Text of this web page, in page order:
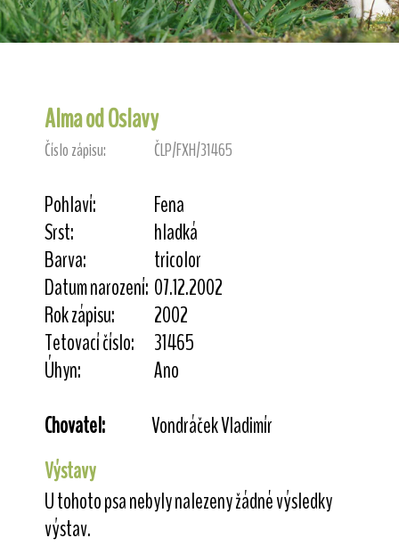
Alma od Oslavy
Číslo zápisu: ČLP/FXH/31465
Pohlaví:
Fena
Srst:
hladká
Barva:
tricolor
Datum narození: 07.12.2002
Rok zápisu:
2002
Tetovací číslo:
31465
Úhyn:
Ano
Chovatel:
Vondráček Vladimír
Výstavy
U tohoto psa nebyly nalezeny žádné výsledky
výstav.